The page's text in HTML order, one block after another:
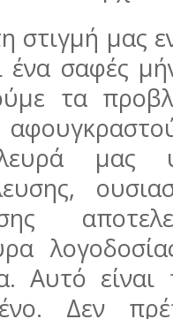
στιγμή μας
ένα σαφές
τα
μας
Αυτό
Δεν